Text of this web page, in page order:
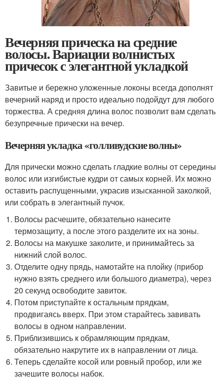
Вечерняя прическа на средние
волосы. Вариации волнистых
причесок с элегантной укладкой
Завитые и бережно уложенные локоны всегда дополнят
вечерний наряд и просто идеально подойдут для любого
торжества. А средняя длина волос позволит вам сделать
безупречные прически на вечер.
Вечерняя укладка «голливудские волны»
Для прически можно сделать гладкие волны от середины
волос или изгибистые кудри от самых корней. Их можно
оставить распущенными, украсив изысканной заколкой,
или собрать в элегантный пучок.
Волосы расчешите, обязательно нанесите
термозащиту, а после этого разделите их на зоны.
Волосы на макушке заколите, и принимайтесь за
нижний слой волос.
Отделите одну прядь, намотайте на плойку (прибор
нужно взять среднего или большого диаметра), через
20 секунд освободите завиток.
Потом приступайте к остальным прядкам,
продвигаясь вверх. При этом старайтесь завивать
волосы в одном направлении.
Приблизившись к обрамляющим прядкам,
обязательно накрутите их в направлении от лица.
Теперь сделайте косой или ровный пробор, или же
зачешите волосы набок.